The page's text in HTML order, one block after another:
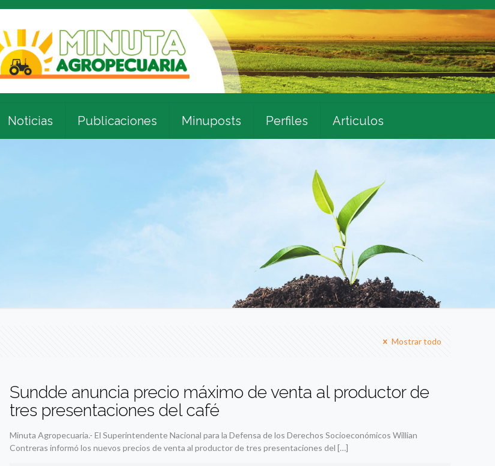
Noticias Publicaciones Minuposts Perfiles Articulos
Mostrar todo
Sundde anuncia precio máximo de venta al productor de
tres presentaciones del café
Minuta Agropecuaria.- El Superintendente Nacional para la Defensa de los Derechos Socioeconómicos Willian
Contreras informó los nuevos precios de venta al productor de tres presentaciones del […]